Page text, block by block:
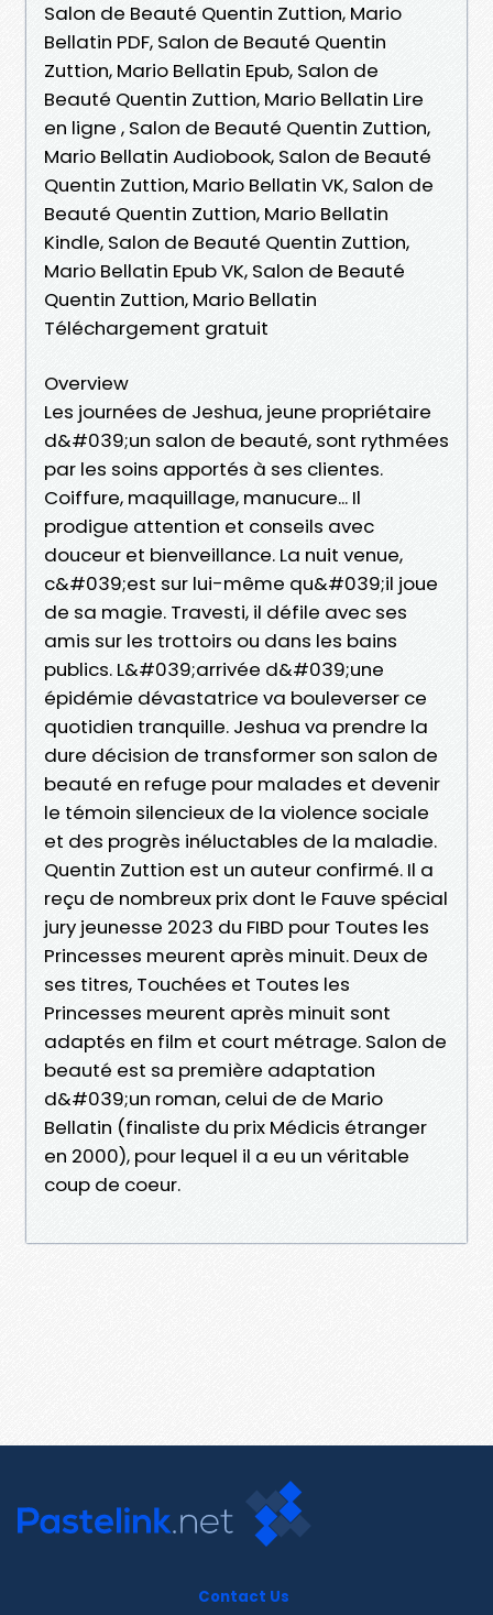
Salon de Beauté Quentin Zuttion, Mario
Bellatin PDF, Salon de Beauté Quentin
Zuttion, Mario Bellatin Epub, Salon de
Beauté Quentin Zuttion, Mario Bellatin Lire
en ligne , Salon de Beauté Quentin Zuttion,
Mario Bellatin Audiobook, Salon de Beauté
Quentin Zuttion, Mario Bellatin VK, Salon de
Beauté Quentin Zuttion, Mario Bellatin
Kindle, Salon de Beauté Quentin Zuttion,
Mario Bellatin Epub VK, Salon de Beauté
Quentin Zuttion, Mario Bellatin
Téléchargement gratuit
Overview
Les journées de Jeshua, jeune propriétaire
d&#039;un salon de beauté, sont rythmées
par les soins apportés à ses clientes.
Coiffure, maquillage, manucure... Il
prodigue attention et conseils avec
douceur et bienveillance. La nuit venue,
c&#039;est sur lui-même qu&#039;il joue
de sa magie. Travesti, il défile avec ses
amis sur les trottoirs ou dans les bains
publics. L&#039;arrivée d&#039;une
épidémie dévastatrice va bouleverser ce
quotidien tranquille. Jeshua va prendre la
dure décision de transformer son salon de
beauté en refuge pour malades et devenir
le témoin silencieux de la violence sociale
et des progrès inéluctables de la maladie.
Quentin Zuttion est un auteur confirmé. Il a
reçu de nombreux prix dont le Fauve spécial
jury jeunesse 2023 du FIBD pour Toutes les
Princesses meurent après minuit. Deux de
ses titres, Touchées et Toutes les
Princesses meurent après minuit sont
adaptés en film et court métrage. Salon de
beauté est sa première adaptation
d&#039;un roman, celui de de Mario
Bellatin (finaliste du prix Médicis étranger
en 2000), pour lequel il a eu un véritable
coup de coeur.
Contact Us